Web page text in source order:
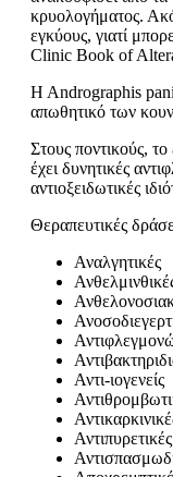
κρυολογήματος.
εγκύους, γιατί
Clinic Book of
H Andrographis
απωθητικό των
Στους ποντικούς,
έχει δυνητικές
αντιοξειδωτικές
Θεραπευτικές
Αναλγητικές
Αντι-ιογενείς
Αντιπυρετικές